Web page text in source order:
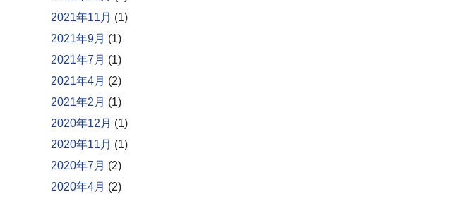
2021年11月 (1)
2021年9月 (1)
2021年7月 (1)
2021年4月 (2)
2021年2月 (1)
2020年12月 (1)
2020年11月 (1)
2020年7月 (2)
2020年4月 (2)